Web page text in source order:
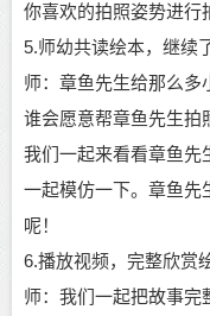
你喜欢的拍照姿势进行
5.师幼共读绘本，继续
师：章鱼先生给那么多
谁会愿意帮章鱼先生拍
我们一起来看看章鱼先
一起模仿一下。章鱼先
呢！
6.播放视频，完整欣赏
师：我们一起把故事完